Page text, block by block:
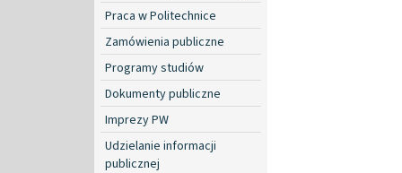
Praca w Politechnice
Zamówienia publiczne
Programy studiów
Dokumenty publiczne
Imprezy PW
Udzielanie informacji
publicznej